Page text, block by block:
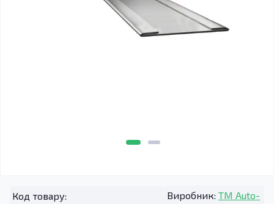
Код товару:
Виробник: TM Auto-